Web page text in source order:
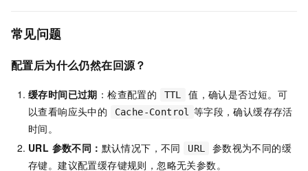
常见问题
配置后为什么仍然在回源？
缓存时间已过期 ：检查配置的 TTL
值，确认是否过短。可
以查看响应头中的
Cache‑Control
等字段，确认缓存存活
时间。
URL 参数不同： 默认情况下，不同 URL
参数视为不同的缓
存键。建议配置缓存键规则，忽略无关参数。